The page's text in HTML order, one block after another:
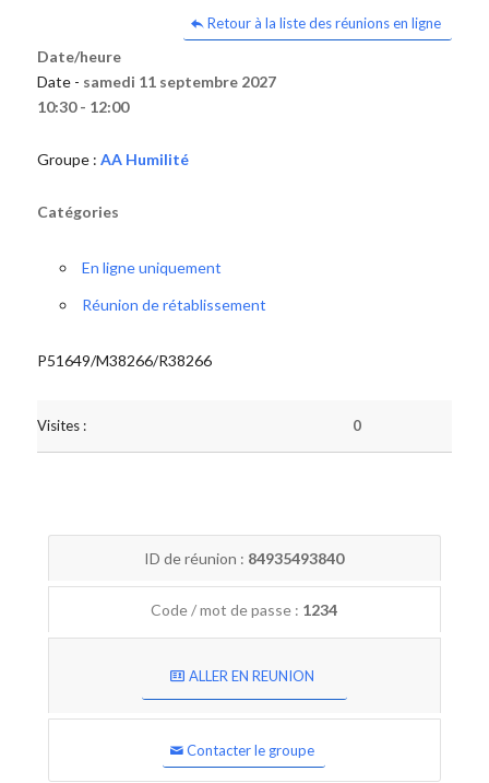
Retour à la liste des réunions en ligne
Date/heure
Date - samedi 11 septembre 2027
10:30 - 12:00
Groupe : AA Humilité
Catégories
En ligne uniquement
Réunion de rétablissement
P51649/M38266/R38266
Visites : 0
ID de réunion : 84935493840
Code / mot de passe : 1234
ALLER EN REUNION
Contacter le groupe